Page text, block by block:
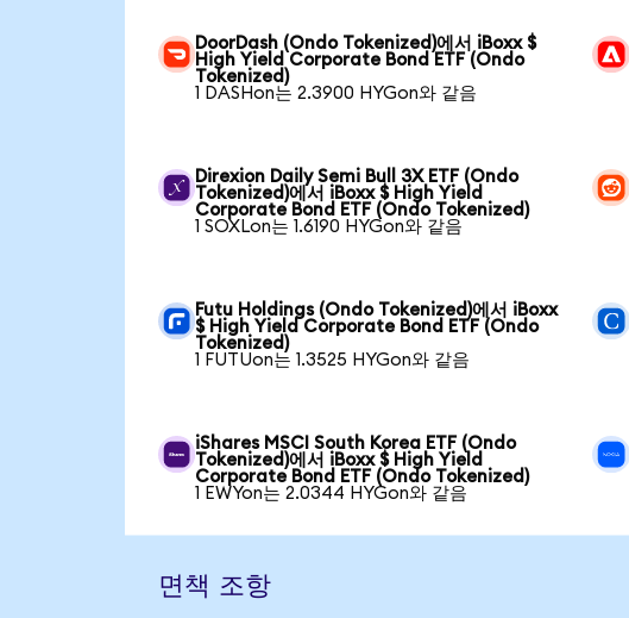
DoorDash (Ondo Tokenized)에서 iBoxx $
High Yield Corporate Bond ETF (Ondo
Tokenized)
1 DASHon는 2.3900 HYGon와 같음
Direxion Daily Semi Bull 3X ETF (Ondo
Tokenized)에서 iBoxx $ High Yield
Corporate Bond ETF (Ondo Tokenized)
1 SOXLon는 1.6190 HYGon와 같음
Futu Holdings (Ondo Tokenized)에서 iBoxx
$ High Yield Corporate Bond ETF (Ondo
Tokenized)
1 FUTUon는 1.3525 HYGon와 같음
iShares MSCI South Korea ETF (Ondo
Tokenized)에서 iBoxx $ High Yield
Corporate Bond ETF (Ondo Tokenized)
1 EWYon는 2.0344 HYGon와 같음
면책 조항